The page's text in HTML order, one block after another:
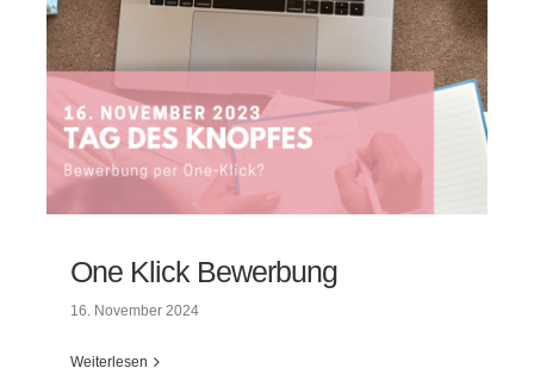
One Klick Bewerbung
16. November 2024
Weiterlesen